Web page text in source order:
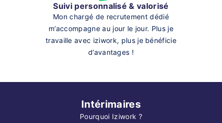
Suivi personnalisé & valorisé
Mon chargé de recrutement dédié
m’accompagne au jour le jour. Plus je
travaille avec iziwork, plus je bénéficie
d’avantages !
Intérimaires
Pourquoi Iziwork ?